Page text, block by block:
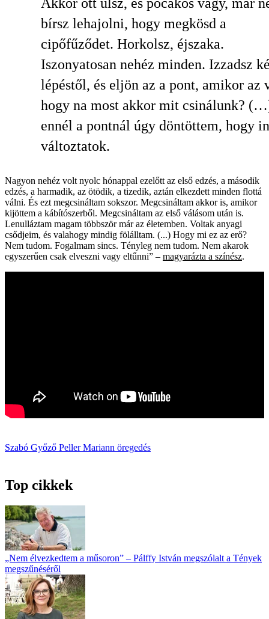
bírsz lehajolni, hogy megkösd a
cipőfűződet. Horkolsz, éjszaka.
Iszonyatosan nehéz minden. Izzadsz
lépéstől, és eljön az a pont, amikor az
hogy na most akkor mit csinálunk?
ennél a pontnál úgy döntöttem, hogy
változtatok.
Nagyon nehéz volt nyolc hónappal ezelőtt az első edzés, a második
edzés, a harmadik, az ötödik, a tizedik, aztán elkezdett minden flottá
válni. És ezt megcsináltam sokszor. Megcsináltam akkor is, amikor
kijöttem a kábítószerből. Megcsináltam az első válásom után is.
Lenulláztam magam többször már az életemben. Voltak anyagi
csődjeim, és valahogy mindig fölálltam. (...) Hogy mi ez az erő?
Nem tudom. Fogalmam sincs. Tényleg nem tudom. Nem akarok
egyszerűen csak elveszni vagy eltűnni” – magyarázta a színész.
Szabó Győző Peller Mariann öregedés
Top cikkek
„Nem élvezkedtem a műsoron” – Pálffy István megszólalt a Tények
megszűnéséről